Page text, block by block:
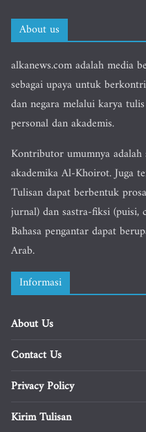
About us
alkanews.com adalah media
sebagai upaya untuk
dan negara melalui karya
personal dan akademis.
Kontributor umumnya
akademika Al-Khoirot. Juga
Tulisan dapat berbentuk
jurnal) dan sastra-fiksi (puisi,
Bahasa pengantar dapat
Arab.
Informasi
About Us
Contact Us
Privacy Policy
Kirim Tulisan